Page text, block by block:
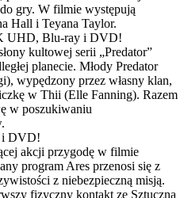
gry. W filmie występują
Hall i Teyana Taylor.
UHD, Blu-ray i DVD!
kultowej serii „Predator”
planecie. Młody Predator
wypędzony przez własny klan,
w Thii (Elle Fanning). Razem
w poszukiwaniu
i DVD!
akcji przygodę w filmie
program Ares przenosi się z
z niebezpieczną misją.
fizyczny kontakt ze Sztuczną